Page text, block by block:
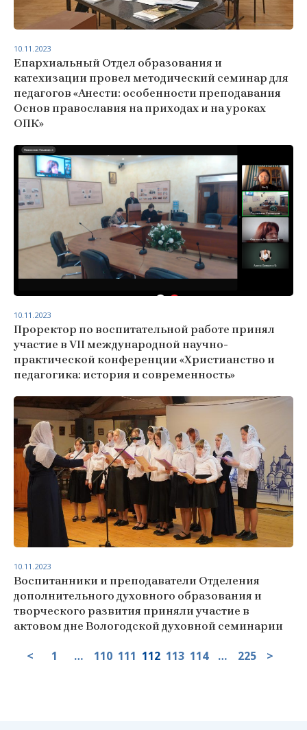
Епархиальный Отдел образования и
катехизации провел методический семинар для
педагогов «Анести: особенности преподавания
Основ православия на приходах и на уроках
ОПК»
10.11.2023
Проректор по воспитательной работе принял
участие в VII международной научно-
практической конференции «Христианство и
педагогика: история и современность»
10.11.2023
Воспитанники и преподаватели Отделения
дополнительного духовного образования и
творческого развития приняли участие в
актовом дне Вологодской духовной семинарии
10.11.2023
< 1 … 110 111 112 113 114 … 225 >